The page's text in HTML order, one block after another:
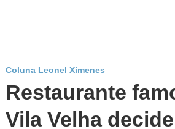
Coluna Leonel Ximenes
Restaurante
Vila Velha